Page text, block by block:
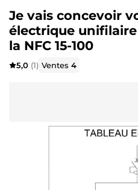
Je vais concevoir
électrique
la NFC 15-100
5,0 (1) Ventes4